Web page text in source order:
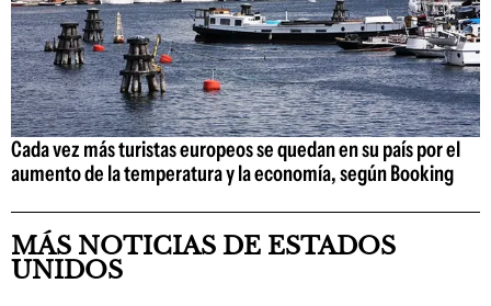
Cada vez más turistas europeos se quedan en su país por el
aumento de la temperatura y la economía, según Booking
MÁS NOTICIAS DE ESTADOS
UNIDOS